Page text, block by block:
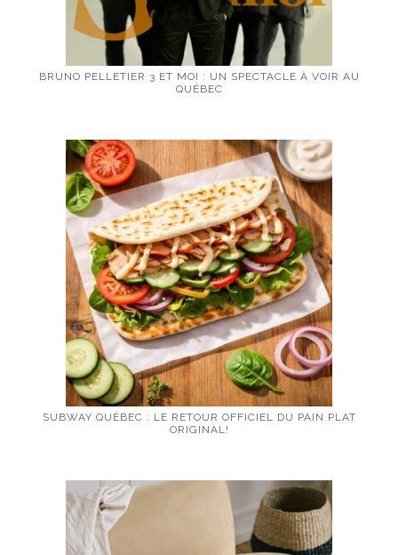
BRUNO PELLETIER 3 ET MOI : UN SPECTACLE À VOIR AU
QUÉBEC
SUBWAY QUÉBEC : LE RETOUR OFFICIEL DU PAIN PLAT
ORIGINAL!